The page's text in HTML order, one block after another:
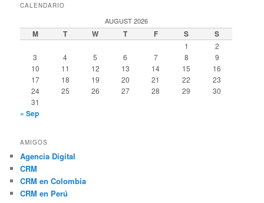
CALENDARIO
AUGUST 2026
M T W T F S S
1
2
3
4 5 6 7 8
9
10
11 12 13 14 15
16
17
18 19 20 21 22
23
24
25 26 27 28 29
30
31
« Sep
AMIGOS
Agencia Digital
CRM
CRM en Colombia
CRM en Perú